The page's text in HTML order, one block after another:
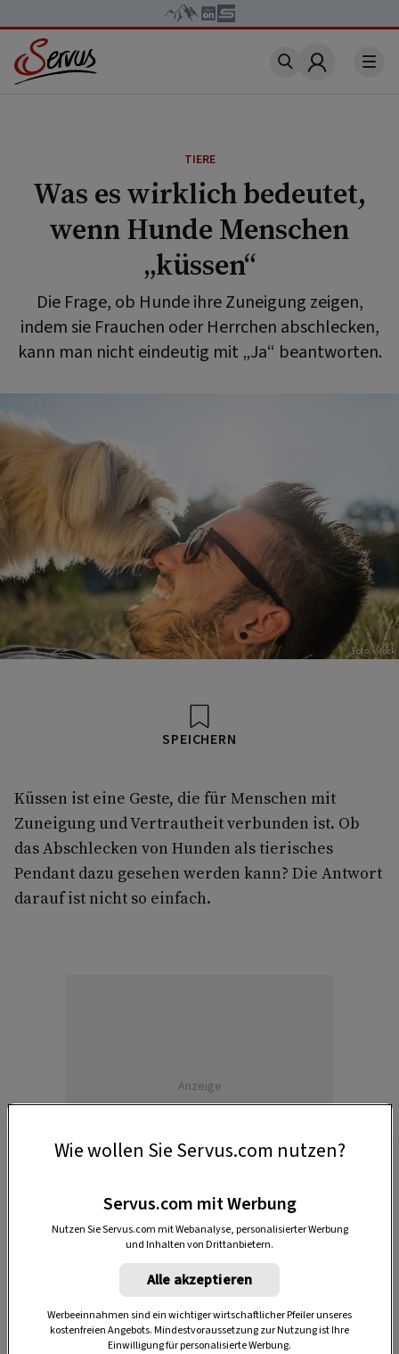
Account
TIERE
Was es wirklich bedeutet,
wenn Hunde Menschen
„küssen“
Die Frage, ob Hunde ihre Zuneigung zeigen,
indem sie Frauchen oder Herrchen abschlecken,
kann man nicht eindeutig mit „Ja“ beantworten.
Foto: iStock
SPEICHERN
Küssen ist eine Geste, die für Menschen mit
Zuneigung und Vertrautheit verbunden ist. Ob
das Abschlecken von Hunden als tierisches
Pendant dazu gesehen werden kann? Die Antwort
darauf ist nicht so einfach.
Anzeige
Zwei mögliche Ursachen, warum
Hunde Menschen abschlecken
Wie wollen Sie Servus.com nutzen?
Servus.com mit Werbung
Nutzen Sie Servus.com mit Webanalyse, personalisierter Werbung
und Inhalten von Drittanbietern.
Alle akzeptieren
Werbeeinnahmen sind ein wichtiger wirtschaftlicher Pfeiler unseres
kostenfreien Angebots. Mindestvoraussetzung zur Nutzung ist Ihre
Einwilligung für personalisierte Werbung.